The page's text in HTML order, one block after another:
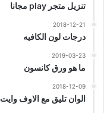
تنزيل متجر play مجانا
2018-12-21
درجات لون الكافيه
2019-03-23
ما هو ورق كانسون
2018-12-09
الوان تليق مع الاوف وايت